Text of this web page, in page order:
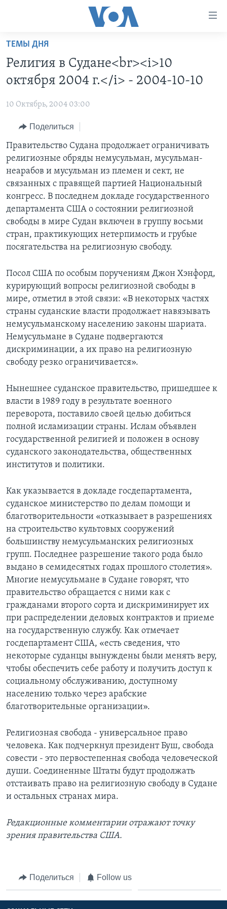
Перейти
основной
контент
навигации
Перейти
поиск
ПРОГРАММЫ
НОВОСТИ ЗА МИНУТУ
ИТОГИ
ПОЧЕМУ ЭТО ВАЖНО?
ДИСКУССИЯ VOA
ДЕТАЛИ
НЬЮ-ЙОРК NEW YORK
АМЕРИКА. БОЛЬШОЕ ПУТЕШЕСТВИЕ
ПРОЕКТЫ
УЧИМ АНГЛИЙСКИЙ
НАША АМЕРИКАНСКАЯ ИСТОРИЯ
А КАК В АМЕРИКЕ?
АМЕРИКАНСКИЕ ГОРОДКИ
ТЕСТЫ
ЭКСПЕРТИЗА
ИНТЕРВЬЮ
ФАКТЫ ПРОТИВ ФЕЙКОВ
ЗА СВОБОДУ ПРЕССЫ
УЧИМ АНГЛИЙСКИЙ
ВИДЕО
ПОДПИСКА НА НОВОСТИ
Learning English
СОЦИАЛЬНЫЕ СЕТИ
Языки
ТЕМЫ ДНЯ
Религия в Судане<br><i>10
октября 2004 г.</i> - 2004-10-10
10 Октябрь, 2004 03:00
Поделиться
Правительство Судана продолжает ограничивать
религиозные обряды немусульман, мусульман-
неарабов и мусульман из племен и сект, не
связанных с правящей партией Национальный
конгресс. В последнем докладе государственного
департамента США о состоянии религиозной
свободы в мире Судан включен в группу восьми
стран, практикующих нетерпимость и грубые
посягательства на религиозную свободу.
Посол США по особым поручениям Джон Хэнфорд,
курирующий вопросы религиозной свободы в
мире, отметил в этой связи: «В некоторых частях
страны суданские власти продолжает навязывать
немусульманскому населению законы шариата.
Немусульмане в Судане подвергаются
дискриминации, а их право на религиозную
свободу резко ограничивается».
Нынешнее суданское правительство, пришедшее к
власти в 1989 году в результате военного
переворота, поставило своей целью добиться
полной исламизации страны. Ислам объявлен
государственной религией и положен в основу
суданского законодательства, общественных
институтов и политики.
Как указывается в докладе госдепартамента,
суданское министерство по делам помощи и
благотворительности «отказывает в разрешениях
на строительство культовых сооружений
большинству немусульманских религиозных
групп. Последнее разрешение такого рода было
выдано в семидесятых годах прошлого столетия».
Многие немусульмане в Судане говорят, что
правительство обращается с ними как с
гражданами второго сорта и дискриминирует их
при распределении деловых контрактов и приеме
на государственную службу. Как отмечает
госдепартамент США, «есть сведения, что
некоторые суданцы вынуждены были менять веру,
чтобы обеспечить себе работу и получить доступ к
социальному обслуживанию, доступному
населению только через арабские
благотворительные организации».
Религиозная свобода - универсальное право
человека. Как подчеркнул президент Буш, свобода
совести - это первостепенная свобода человеческой
души. Соединенные Штаты будут продолжать
отстаивать право на религиозную свободу в Судане
и остальных странах мира.
Редакционные комментарии отражают точку
зрения правительства США.
Поделиться Follow us